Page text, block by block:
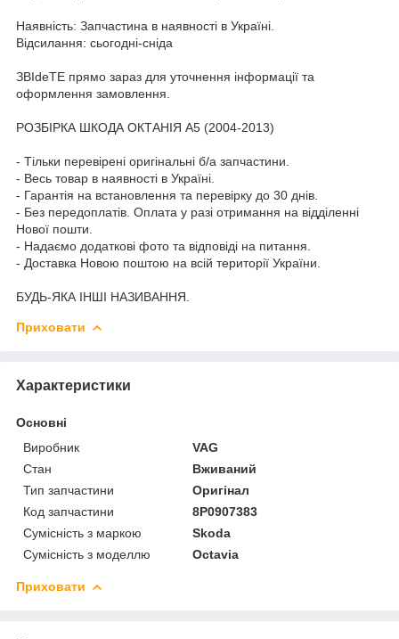
Наявність: Запчастина в наявності в Україні.
Відсилання: сьогодні-сніда
ЗВІdeТЕ прямо зараз для уточнення інформації та
оформлення замовлення.
РОЗБІРКА ШКОДА ОКТАНІЯ A5 (2004-2013)
- Тільки перевірені оригінальні б/а запчастини.
- Весь товар в наявності в Україні.
- Гарантія на встановлення та перевірку до 30 днів.
- Без передоплатів. Оплата у разі отримання на відділенні
Нової пошти.
- Надаємо додаткові фото та відповіді на питання.
- Доставка Новою поштою на всій території України.
БУДЬ-ЯКА ІНШІ НАЗИВАННЯ.
Приховати
Характеристики
Основні
Виробник
VAG
Стан
Вживаний
Тип запчастини
Оригінал
Код запчастини
8P0907383
Сумісність з маркою
Skoda
Сумісність з моделлю
Octavia
Приховати